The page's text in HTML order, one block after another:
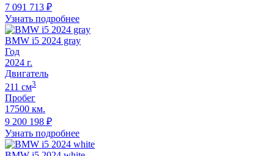
7 091 713 ₽
Узнать подробнее
BMW i5 2024 gray
Год
2024 г.
Двигатель
211 cм3
Пробег
17500 км.
9 200 198 ₽
Узнать подробнее